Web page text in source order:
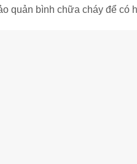
quản bình chữa cháy để có